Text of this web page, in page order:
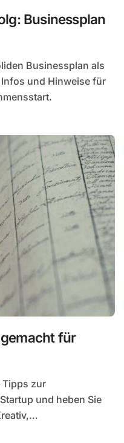
Businessplan
und Hinweise für
für
und heben Sie